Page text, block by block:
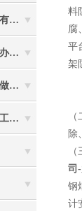
为什么说烟囱脱硫脱硝防腐很有必要
烟囱脱硫脱硝防腐正确的施工办法由高空防腐公司说与你听
烟囱脱硫脱硝防腐施工一定要做好防护工作
烟囱脱硫脱硝防腐前这些准备工作要做到位
料
腐
平
架
除
司
钢
计